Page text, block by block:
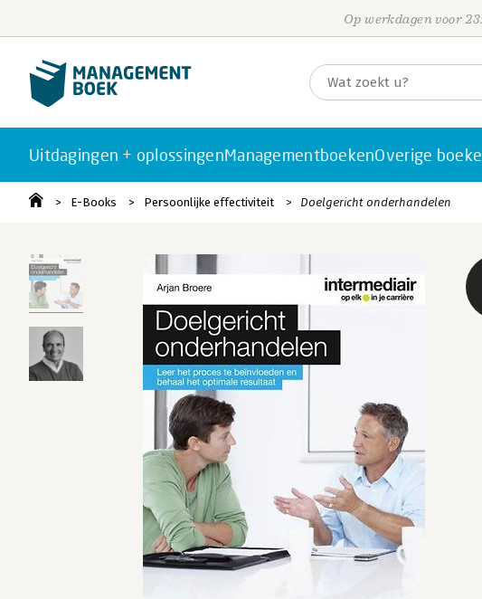
Op werkdagen voor
Uitdagingen + oplossingenManagementboekenOverige
E-Books Persoonlijke effectiviteit Doelgericht onderhandelen